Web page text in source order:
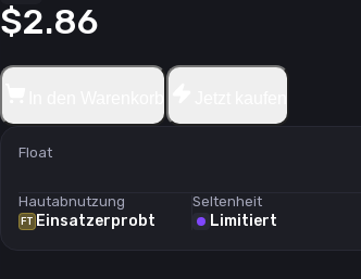
$2.86
Float
Hautabnutzung
FT Einsatzerprobt
Seltenheit
Limitiert